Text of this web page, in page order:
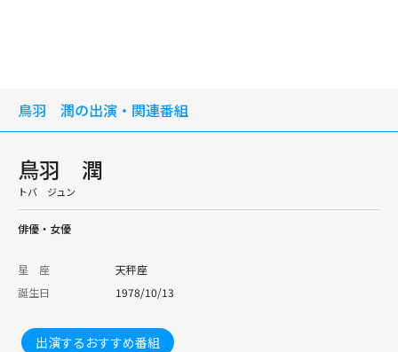
鳥羽 潤の出演・関連番組
鳥羽 潤
トバ ジュン
俳優・女優
星 座
天秤座
誕生日
1978/10/13
出演するおすすめ番組